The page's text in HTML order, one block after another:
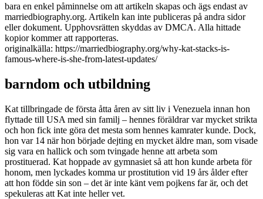
bara en enkel påminnelse om att artikeln skapas och ägs endast av
marriedbiography.org. Artikeln kan inte publiceras på andra sidor
eller dokument. Upphovsrätten skyddas av DMCA. Alla hittade
kopior kommer att rapporteras.
originalkälla: https://marriedbiography.org/why-kat-stacks-is-
famous-where-is-she-from-latest-updates/
barndom och utbildning
Kat tillbringade de första åtta åren av sitt liv i Venezuela innan hon
flyttade till USA med sin familj – hennes föräldrar var mycket strikta
och hon fick inte göra det mesta som hennes kamrater kunde. Dock,
hon var 14 när hon började dejting en mycket äldre man, som visade
sig vara en hallick och som tvingade henne att arbeta som
prostituerad. Kat hoppade av gymnasiet så att hon kunde arbeta för
honom, men lyckades komma ur prostitution vid 19 års ålder efter
att hon födde sin son – det är inte känt vem pojkens far är, och det
spekuleras att Kat inte heller vet.